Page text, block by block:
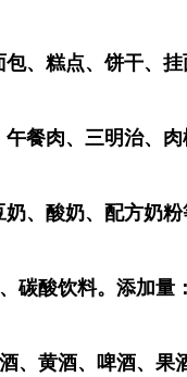
包、糕点、饼干、
午餐肉、三明治、
、酸奶、配方奶
碳酸饮料。添加量
、黄酒、啤酒、果